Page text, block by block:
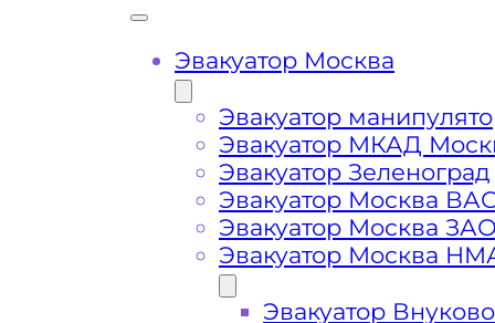
передач (АКПП)
Сложная эвакуация при аварии,
Буксировка автомобиля из
Эвакуатор Москва
Эвакуатор
Эвакуатор МКАД
Эвакуатор Зеленоград
Эвакуатор Москва
Эвакуатор Москва
Эвакуатор Москва
Эвакуатор Внуково